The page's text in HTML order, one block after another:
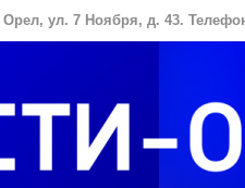
Орел, ул. 7 Ноября, д. 43.